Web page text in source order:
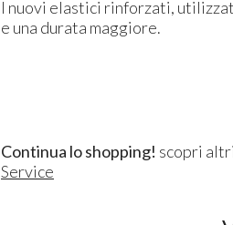
I nuovi elastici rinforzati,
e una durata maggiore.
Continua lo shopping! scopri
Service